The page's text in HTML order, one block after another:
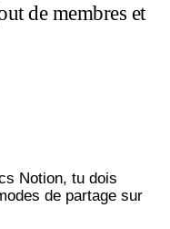
de membres et
Notion, tu dois
de partage sur